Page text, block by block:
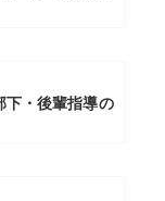
下・後輩指導の